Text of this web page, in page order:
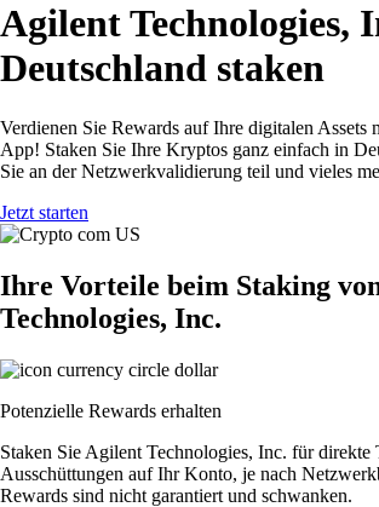
Agilent Technologies,
Deutschland staken
Verdienen Sie Rewards auf Ihre digitalen Assets
App! Staken Sie Ihre Kryptos ganz einfach in
Sie an der Netzwerkvalidierung teil und vieles
Jetzt starten
Ihre Vorteile beim Staking
Technologies, Inc.
Potenzielle Rewards erhalten
Staken Sie Agilent Technologies, Inc. für direkte
Ausschüttungen auf Ihr Konto, je nach
Rewards sind nicht garantiert und schwanken.